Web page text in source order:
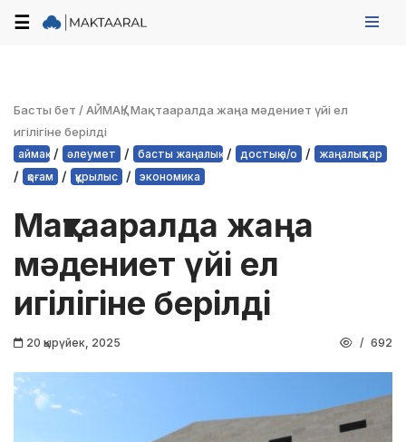
☰
Басты бет /АЙМАҚ/Мақтааралда жаңа мәдениет үйі ел
игілігіне берілді
аймақ / әлеумет / басты жаңалық / достық а/о / жаңалықтар
/ қоғам / құрылыс / экономика
Мақтааралда жаңа
мәдениет үйі ел
игілігіне берілді
20 қырүйек, 2025 692